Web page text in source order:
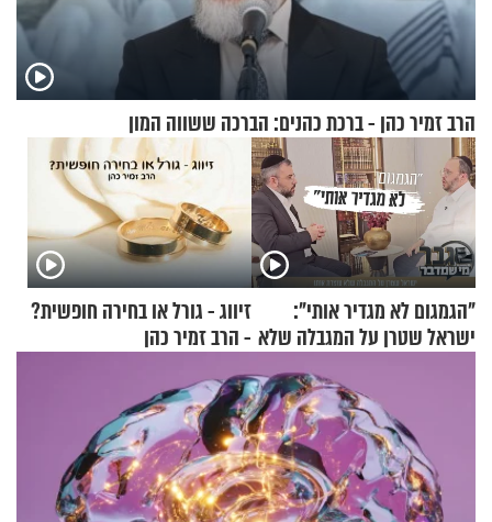
הרב זמיר כהן - ברכת כהנים: הברכה ששווה המון
"הגמגום לא מגדיר אותי":
ישראל שטרן על המגבלה שלא
זיווג - גורל או בחירה חופשית?
- הרב זמיר כהן